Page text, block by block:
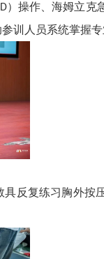
）操作、海姆立克
训人员系统掌握专
反复练习胸外按